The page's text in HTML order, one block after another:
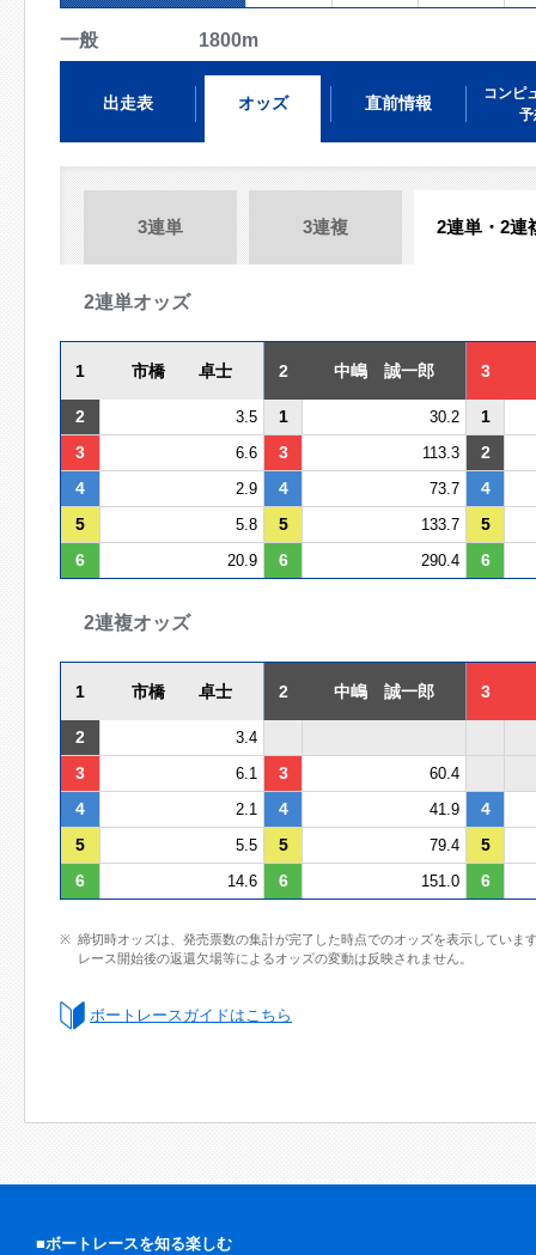
一般 1800m
出走表 オッズ 直前情報
コンピ
予
3連単 3連複 2連単・2連
2連単オッズ
1 市橋 卓士 2 中嶋 誠一郎 3
2 3.5 1 30.2
1
3
6.6 3 113.3
2
4
2.9 4 73.7
4
5
5.8 5 133.7
5
6
20.9 6 290.4 6
2連複オッズ
1 市橋 卓士 2 中嶋 誠一郎 3
2 3.4
3 6.1 3 60.4
4 2.1 4 41.9
4
5
5.5 5 79.4
5
6
14.6 6 151.0 6
締切時オッズは、発売票数の集計が完了した時点でのオッズを表示していま
レース開始後の返還欠場等によるオッズの変動は反映されません。
ボートレースガイドはこちら
■ボートレースを知る楽しむ